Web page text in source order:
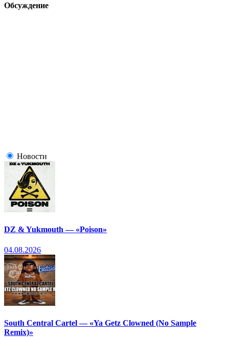
Обсуждение
Новости
DZ & Yukmouth — «Poison»
04.08.2026
South Central Cartel — «Ya Getz Clowned (No Sample
Remix)»